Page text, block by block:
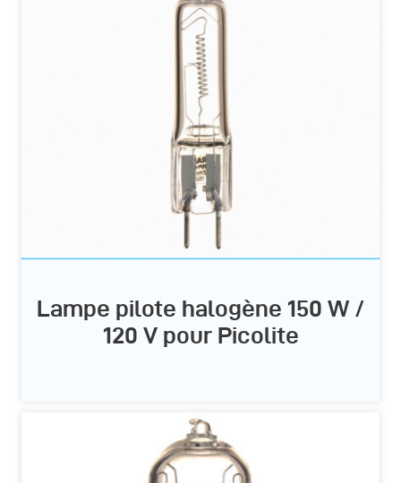
Lampe pilote halogène 150 W /
120 V pour Picolite